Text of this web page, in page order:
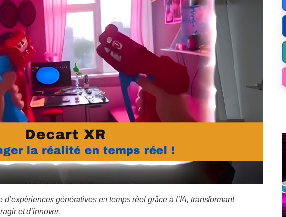
génératives en temps réel grâce à l’IA, transformant
et d’innover.